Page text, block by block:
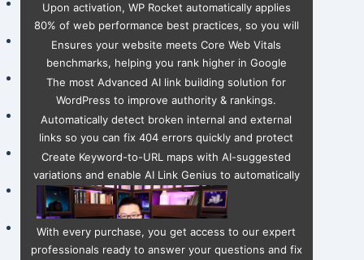
Choose from a list of pre-built Schema types or
create your own. Create templates and avoid
redundancy.
Learn More
Upon activation, WP Rocket automatically applies
80% of web performance best practices, so you will
benefit from faster loading times.
Éléments essentiels du WebOptimisation
Ensures your website meets Core Web Vitals
benchmarks, helping you rank higher in Google
search results.
AI Link Genius NOUVEAU
The most Advanced AI link building solution for
WordPress to improve authority & rankings.
Vérificateur de lien briséNOUVEAU
Automatically detect broken internal and external
links so you can fix 404 errors quickly and protect
your site's SEO performance.
Liaison automatisée par mot-cléNOUVEAU
Create Keyword-to-URL maps with AI-suggested
variations and enable AI Link Genius to automatically
link them across your new posts.
Mot-clé avancéSuivi de classement
Priorité 24/7Support
With every purchase, you get access to our expert
professionals ready to answer your questions and fix
Renews at€13.99 par mois + taxes